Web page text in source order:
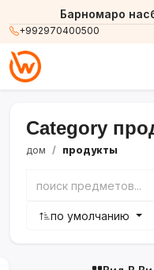
+992970400500
Барномаро
Category
дом продукты
по умолчанию